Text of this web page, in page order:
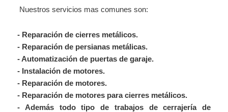
Nuestros servicios mas comunes son:
- Reparación de cierres metálicos.
- Reparación de persianas metálicas.
- Automatización de puertas de garaje.
- Instalación de motores.
- Reparación de motores.
- Reparación de motores para cierres metálicos.
- Además todo tipo de trabajos de cerrajería de